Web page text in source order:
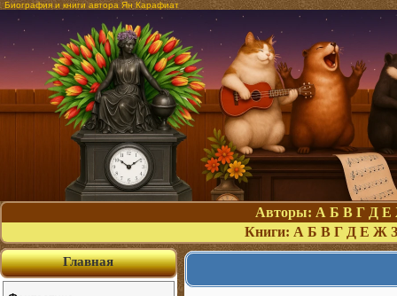
Биография и книги автора Ян Карафиат
Авторы: А Б В Г Д Е
Книги: А Б В Г Д Е Ж З
Главная